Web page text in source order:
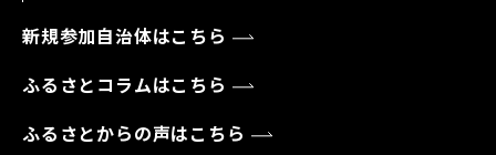
新規参加自治体はこちら
ふるさとコラムはこちら
ふるさとからの声はこちら